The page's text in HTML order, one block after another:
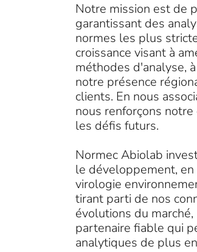
Notre mission est de
garantissant des
normes les plus
croissance visant à
méthodes d'analyse,
notre présence
clients. En nous
nous renforçons
les défis futurs.
Normec Abiolab
le développement,
virologie
tirant parti de nos
évolutions du
partenaire fiable qui
analytiques de plus